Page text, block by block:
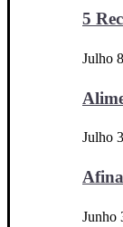
5
Julho
Julho
Junho